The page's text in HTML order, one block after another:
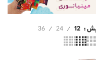
12
24
36